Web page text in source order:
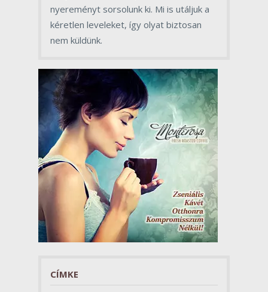
nyereményt sorsolunk ki. Mi is utáljuk a
kéretlen leveleket, így olyat biztosan
nem küldünk.
CÍMKE